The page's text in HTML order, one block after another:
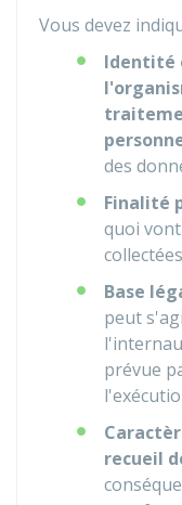
Vous devez
Identité
des
Finalité
quoi
collectées
Base
peut
prévue
recueil